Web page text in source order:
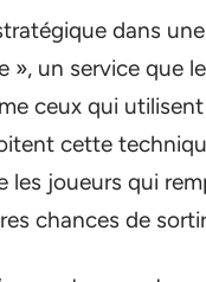
dans
un service que
ceux qui
cette
joueurs qui
chances de